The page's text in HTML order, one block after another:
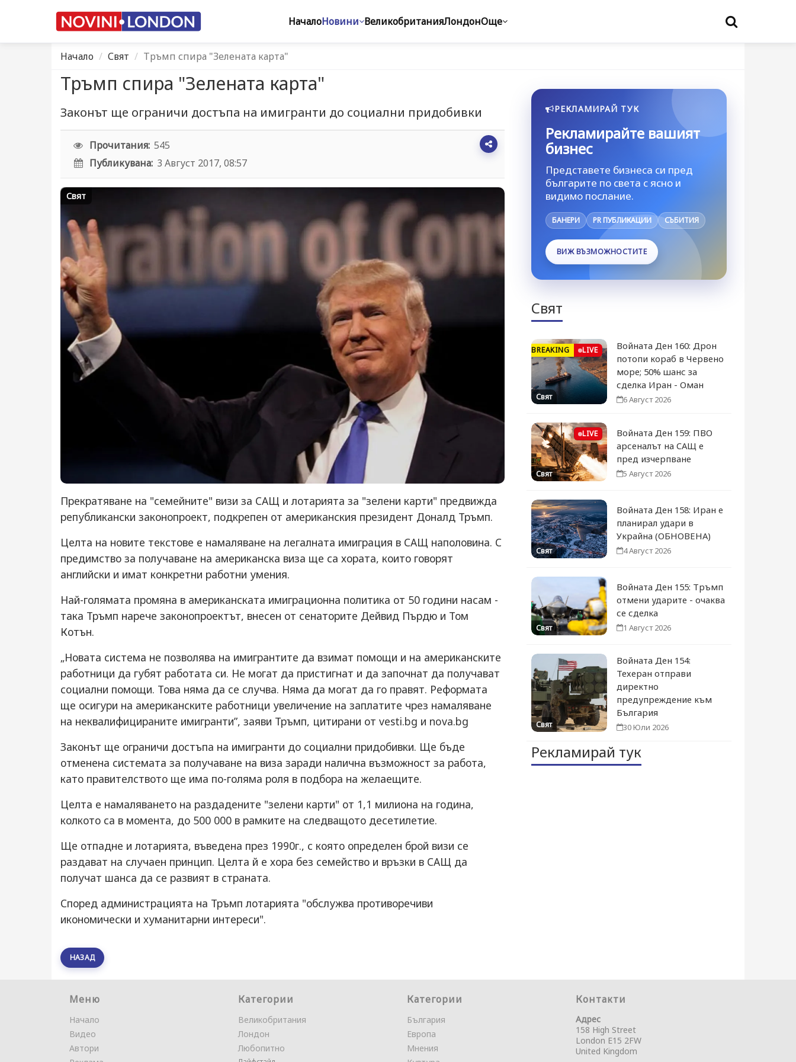
НачалоНовини ВеликобританияЛондонОще
Начало Свят Тръмп спира "Зелената карта"
Тръмп спира "Зелената карта"
Законът ще ограничи достъпа на имигранти до социални придобивки
Прочитания: 545
Публикувана: 3 Август 2017, 08:57
Свят
Прекратяване на "семейните" визи за САЩ и лотарията за "зелени карти" предвижда
републикански законопроект, подкрепен от американския президент Доналд Тръмп.
Целта на новите текстове е намаляване на легалната имиграция в САЩ наполовина. С
предимство за получаване на американска виза ще са хората, които говорят
английски и имат конкретни работни умения.
Най-голямата промяна в американската имиграционна политика от 50 години насам -
така Тръмп нарече законопроектът, внесен от сенаторите Дейвид Пърдю и Том
Котън.
„Новата система не позволява на имигрантите да взимат помощи и на американските
работници да губят работата си. Не могат да пристигнат и да започнат да получават
социални помощи. Това няма да се случва. Няма да могат да го правят. Реформата
ще осигури на американските работници увеличение на заплатите чрез намаляване
на неквалифицираните имигранти”, заяви Тръмп, цитирани от vesti.bg и nova.bg
Законът ще ограничи достъпа на имигранти до социални придобивки. Ще бъде
отменена системата за получаване на виза заради налична възможност за работа,
като правителството ще има по-голяма роля в подбора на желаещите.
Целта е намаляването на раздадените "зелени карти" от 1,1 милиона на година,
колкото са в момента, до 500 000 в рамките на следващото десетилетие.
Ще отпадне и лотарията, въведена през 1990г., с която определен брой визи се
раздават на случаен принцип. Целта й е хора без семейство и връзки в САЩ да
получат шанса да се развият в страната.
Според администрацията на Тръмп лотарията "обслужва противоречиви
икономически и хуманитарни интереси".
НАЗАД
РЕКЛАМИРАЙ ТУК
Рекламирайте вашият
бизнес
Представете бизнеса си пред
българите по света с ясно и
видимо послание.
БАНЕРИ PR ПУБЛИКАЦИИ СЪБИТИЯ
ВИЖ ВЪЗМОЖНОСТИТЕ
Свят
BREAKING LIVE
Свят
Войната Ден 160: Дрон
потопи кораб в Червено
море; 50% шанс за
сделка Иран - Оман
6 Август 2026
LIVE
Свят
Войната Ден 159: ПВО
арсеналът на САЩ е
пред изчерпване
5 Август 2026
Свят
Войната Ден 158: Иран е
планирал удари в
Украйна (ОБНОВЕНА)
4 Август 2026
Свят
Войната Ден 155: Тръмп
отмени ударите - очаква
се сделка
1 Август 2026
Свят
Войната Ден 154:
Техеран отправи
директно
предупреждение към
България
30 Юли 2026
Рекламирай тук
Меню
Начало
Видео
Автори
Категории
Великобритания
Лондон
Любопитно
Категории
България
Европа
Мнения
Контакти
Адрес
158 High Street
London E15 2FW
United Kingdom